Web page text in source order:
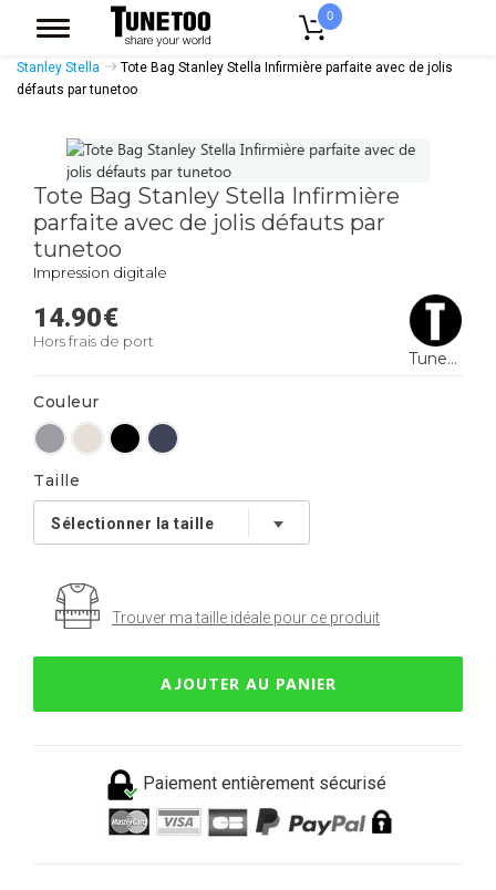
0
Accessoires Casquettes Tote Bags
Stanley Stella
Tote Bag Stanley Stella Infirmière parfaite avec de jolis
défauts par tunetoo
Tote Bag Stanley Stella Infirmière
parfaite avec de jolis défauts par
tunetoo
Impression digitale
14.90€
Hors frais de port
Tunetoo
Couleur
Taille
Trouver ma taille idéale pour ce produit
AJOUTER AU PANIER
Paiement entièrement sécurisé